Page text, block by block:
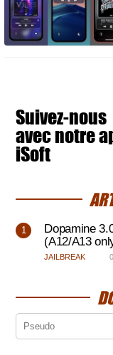
Suivez-nous
avec notre
iSoft
Dopamine
(A12/A13
JAILBREAK